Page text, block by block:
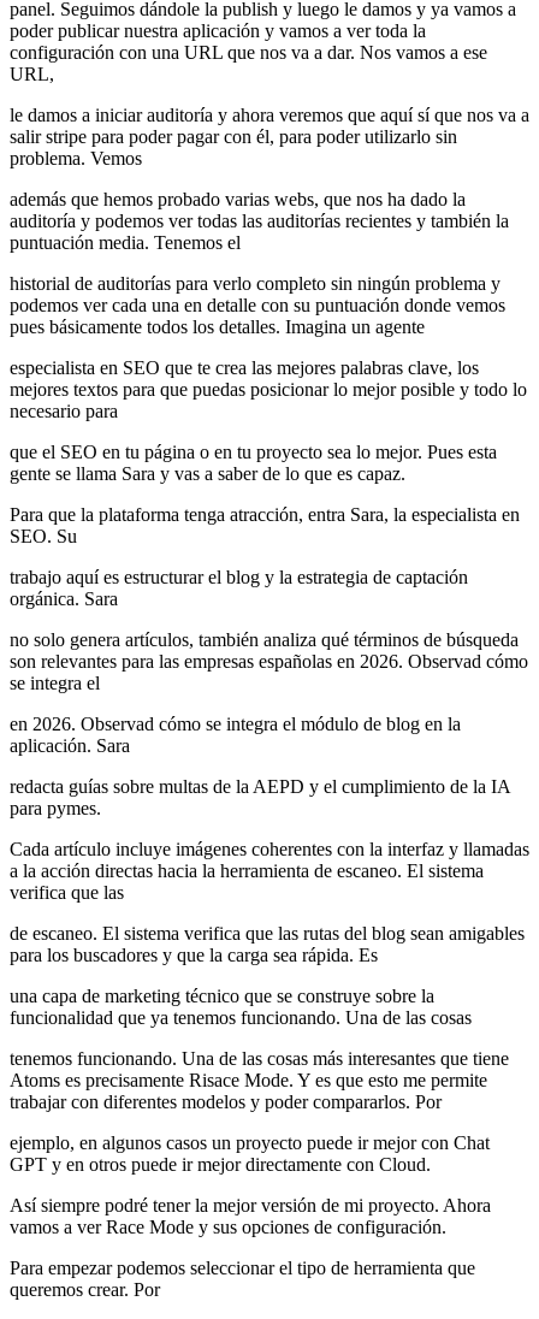
panel. Seguimos dándole la publish y luego le damos y ya vamos a
poder publicar nuestra aplicación y vamos a ver toda la
configuración con una URL que nos va a dar. Nos vamos a ese
URL,
le damos a iniciar auditoría y ahora veremos que aquí sí que nos va a
salir stripe para poder pagar con él, para poder utilizarlo sin
problema. Vemos
además que hemos probado varias webs, que nos ha dado la
auditoría y podemos ver todas las auditorías recientes y también la
puntuación media. Tenemos el
historial de auditorías para verlo completo sin ningún problema y
podemos ver cada una en detalle con su puntuación donde vemos
pues básicamente todos los detalles. Imagina un agente
especialista en SEO que te crea las mejores palabras clave, los
mejores textos para que puedas posicionar lo mejor posible y todo lo
necesario para
que el SEO en tu página o en tu proyecto sea lo mejor. Pues esta
gente se llama Sara y vas a saber de lo que es capaz.
Para que la plataforma tenga atracción, entra Sara, la especialista en
SEO. Su
trabajo aquí es estructurar el blog y la estrategia de captación
orgánica. Sara
no solo genera artículos, también analiza qué términos de búsqueda
son relevantes para las empresas españolas en 2026. Observad cómo
se integra el
en 2026. Observad cómo se integra el módulo de blog en la
aplicación. Sara
redacta guías sobre multas de la AEPD y el cumplimiento de la IA
para pymes.
Cada artículo incluye imágenes coherentes con la interfaz y llamadas
a la acción directas hacia la herramienta de escaneo. El sistema
verifica que las
de escaneo. El sistema verifica que las rutas del blog sean amigables
para los buscadores y que la carga sea rápida. Es
una capa de marketing técnico que se construye sobre la
funcionalidad que ya tenemos funcionando. Una de las cosas
tenemos funcionando. Una de las cosas más interesantes que tiene
Atoms es precisamente Risace Mode. Y es que esto me permite
trabajar con diferentes modelos y poder compararlos. Por
ejemplo, en algunos casos un proyecto puede ir mejor con Chat
GPT y en otros puede ir mejor directamente con Cloud.
Así siempre podré tener la mejor versión de mi proyecto. Ahora
vamos a ver Race Mode y sus opciones de configuración.
Para empezar podemos seleccionar el tipo de herramienta que
queremos crear. Por